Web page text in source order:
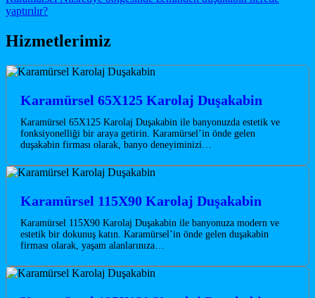
yaptırılır?
Hizmetlerimiz
Karamürsel 65X125 Karolaj Duşakabin
Karamürsel 65X125 Karolaj Duşakabin ile banyonuzda estetik ve
fonksiyonelliği bir araya getirin. Karamürsel’in önde gelen
duşakabin firması olarak, banyo deneyiminizi…
Karamürsel 115X90 Karolaj Duşakabin
Karamürsel 115X90 Karolaj Duşakabin ile banyonuza modern ve
estetik bir dokunuş katın. Karamürsel’in önde gelen duşakabin
firması olarak, yaşam alanlarınıza…